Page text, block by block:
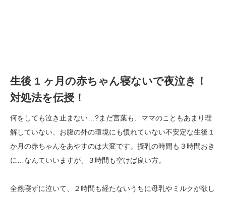
生後 1 ヶ月の赤ちゃん寝ないで夜泣き！
対処法を伝授！
何をしても泣き止まない…?まだ言葉も、ママのこともあまり理
解していない、お腹の外の環境にも慣れていない不安定な生後１
か月の赤ちゃんをあやすのは大変です。授乳の時間も３時間おき
に…なんていいますが、３時間も空けば良い方。
全然寝ずに泣いて、２時間も経たないうちに母乳やミルクが欲し